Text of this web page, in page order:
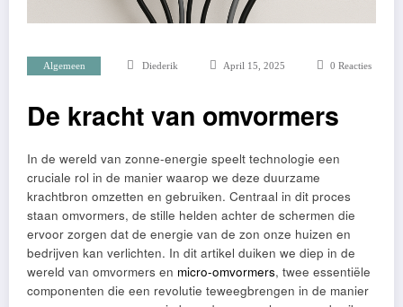
Algemeen Diederik April 15, 2025 0 Reacties
De kracht van omvormers
In de wereld van zonne-energie speelt technologie een
cruciale rol in de manier waarop we deze duurzame
krachtbron omzetten en gebruiken. Centraal in dit proces
staan omvormers, de stille helden achter de schermen die
ervoor zorgen dat de energie van de zon onze huizen en
bedrijven kan verlichten. In dit artikel duiken we diep in de
wereld van omvormers en micro-omvormers, twee essentiële
componenten die een revolutie teweegbrengen in de manier